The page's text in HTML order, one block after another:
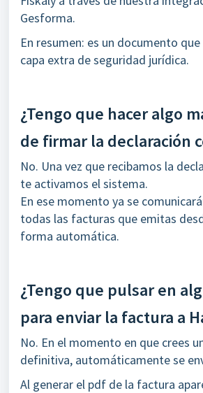
Gesforma.
En resumen: es un documento
capa extra de seguridad jurídica.
¿Tengo que hacer algo
de firmar la declaración
No. Una vez que recibamos la
te activamos el sistema.
En ese momento ya se
todas las facturas que emitas
forma automática.
¿Tengo que pulsar en
para enviar la factura a
No. En el momento en que crees
definitiva, automáticamente se
Al generar el pdf de la factura